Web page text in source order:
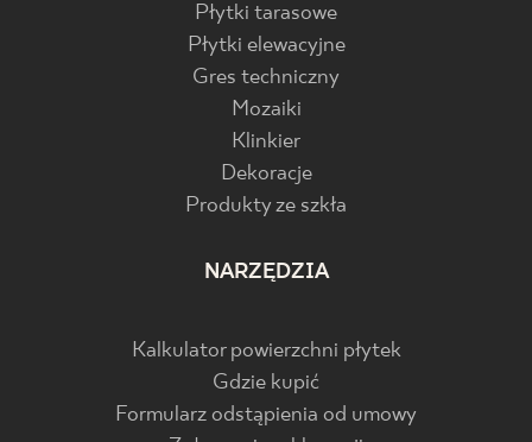
Płytki tarasowe
Płytki elewacyjne
Gres techniczny
Mozaiki
Klinkier
Dekoracje
Produkty ze szkła
NARZĘDZIA
Kalkulator powierzchni płytek
Gdzie kupić
Formularz odstąpienia od umowy